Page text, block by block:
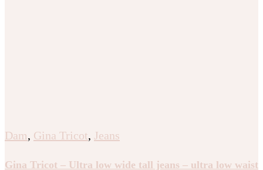
Dam, Gina Tricot, Jeans
Gina Tricot – Ultra low wide tall jeans – ultra low waist